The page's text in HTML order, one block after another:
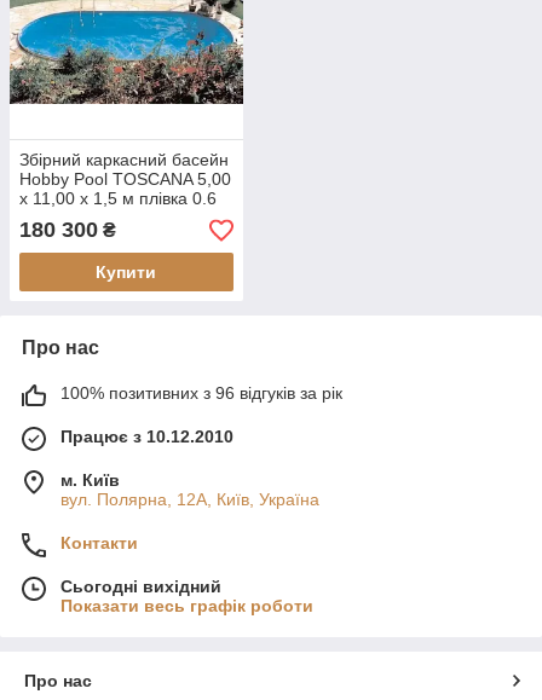
Збірний каркасний басейн
Hobby Pool TOSCANA 5,00
х 11,00 х 1,5 м плівка 0.6
мм
180 300 ₴
Купити
Про нас
100% позитивних з 96 відгуків за рік
Працює з 10.12.2010
м. Київ
вул. Полярна, 12А, Київ, Україна
Контакти
Сьогодні вихідний
Показати весь графік роботи
Про нас